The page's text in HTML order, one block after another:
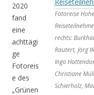
Fotoreise
rechts:
Rautert, Jörg
Ingo
Christiane
Schierholz,
2020
fand
eine
achttägi
ge
Fotoreis
e des
„Grünen